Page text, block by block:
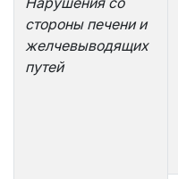
стороны печени и
желчевыводящих
путей